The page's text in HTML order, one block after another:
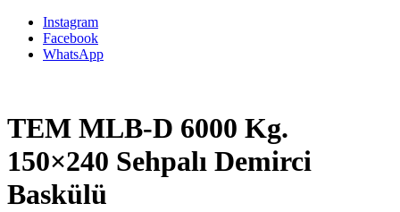
Instagram
Facebook
WhatsApp
TEM MLB-D 6000 Kg.
150×240 Sehpalı Demirci
Baskülü